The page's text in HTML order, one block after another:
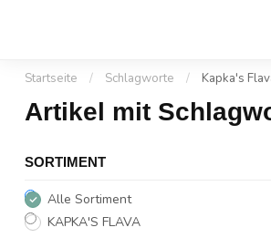
Startseite / Schlagworte / Kapka's
Artikel mit
SORTIMENT
Alle Sortiment
KAPKA'S FLAVA